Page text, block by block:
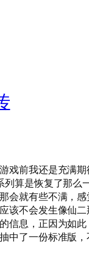
戏前我还是充满
列算是恢复了那么
会就有些不满，
该不会发生像仙二
信息，正因为如
中了一份标准版